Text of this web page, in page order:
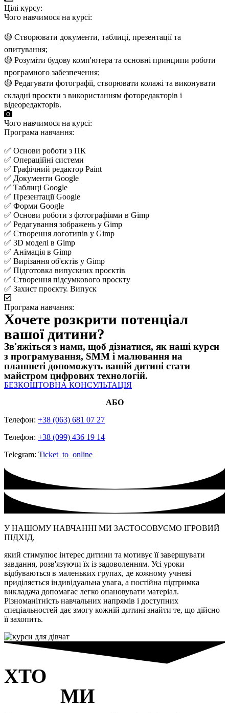
Цілі курсу:
Чого навчимося на курсі:
🟡 Створювати документи, таблиці, презентації та
опитування;
🟡 Розуміти будову комп'ютера та основні принципи роботи
програмного забезпечення;
🟡 Редагувати фотографії, створювати колажі та виконувати
складні проєкти з використанням фоторедакторів і
відеоредакторів.
Чого навчимося на курсі:
Програма навчання:
✅ Основи роботи з ПК
✅ Операційні системи
✅ Графічний редактор Paint
✅ Документи Google
✅ Таблиці Google
✅ Презентації Google
✅ Форми Google
✅ Основи роботи з фотографіями в Gimp
✅ Редагування зображень у Gimp
✅ Створення логотипів у Gimp
✅ 3D моделі в Gimp
✅ Анімація в Gimp
✅ Вирізання об'єктів у Gimp
✅ Підготовка випускних проєктів
✅ Створення підсумкового проєкту
✅ Захист проєкту. Випуск
Програма навчання:
Хочете розкрити потенціал
вашої дитини?
Зв'яжіться з нами, щоб дізнатися, як наші курси
з програмування, SMM і малювання на
планшеті допоможуть вашій дитині стати
майстром цифрових технологій.
БЕЗКОШТОВНА КОНСУЛЬТАЦІЯ
АБО
Телефон: +38 (063) 681 07 27
Телефон: +38 (099) 436 19 14
Telegram: Ticket_to_online
У НАШОМУ НАВЧАННІ МИ ЗАСТОСОВУЄМО ІГРОВИЙ
ПІДХІД,
який стимулює інтерес дитини та мотивує її завершувати
завдання, розв'язуючи їх із задоволенням. Усі уроки
відбуваються в маленьких групах, де кожному учневі
приділяється індивідуальна увага, а постійна підтримка
викладача допомагає легко опановувати матеріал.
Різноманітність навчальних напрямів і доступних
спеціальностей дає змогу кожній дитині знайти те, що дійсно
її захопить.
ХТО
МИ